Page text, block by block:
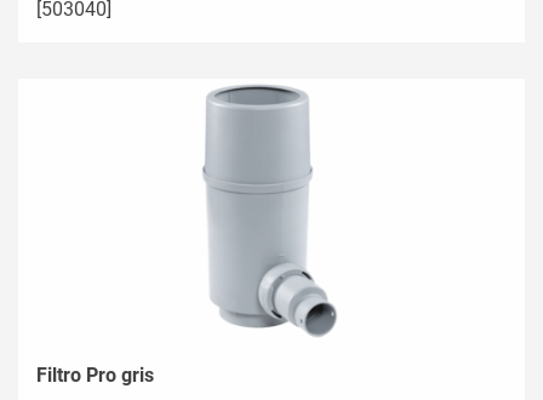
[503040]
Filtro Pro gris